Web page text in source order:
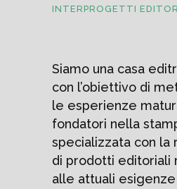
INTERPROGETTI
Siamo una casa
con l’obiettivo di
le esperienze
fondatori nella
specializzata con la
di prodotti editoriali
alle attuali